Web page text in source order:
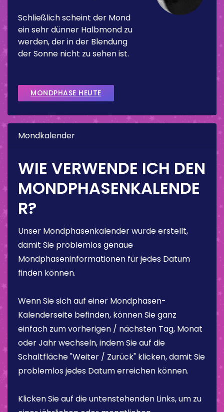
Schließlich scheint der Mond
ein sehr dünner Halbmond zu
werden, der in der Blendung
der Sonne nicht zu sehen ist.
MONDPHASE HEUTE
Mondkalender
WIE VERWENDE ICH DEN
MONDPHASENKALENDE
R?
Unser Mondphasenkalender wurde erstellt,
damit Sie problemlos genaue
Mondphaseninformationen für jedes Datum
finden können.
Wenn Sie sich auf einer Mondphasen-
Kalenderseite befinden, können Sie ganz
einfach zum vorherigen / nächsten Tag, Monat
oder Jahr wechseln, indem Sie auf die
Schaltfläche "Weiter / Zurück" klicken, damit Sie
problemlos jedes Datum erreichen können.
Klicken Sie auf die untenstehenden Links, um zu